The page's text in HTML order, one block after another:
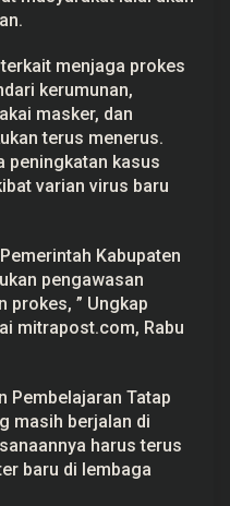
menjaga prokes
kerumunan,
masker, dan
terus menerus.
peningkatan kasus
varian virus baru
Kabupaten
pengawasan
prokes, ” Ungkap
mitrapost.com, Rabu
Pembelajaran Tatap
masih berjalan di
harus terus
baru di lembaga